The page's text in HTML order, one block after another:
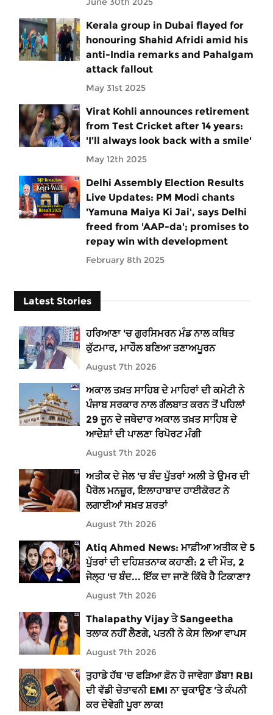
Kerala group in Dubai flayed for
honouring Shahid Afridi amid his
anti-India remarks and Pahalgam
attack fallout
May 31st 2025
Virat Kohli announces retirement
from Test Cricket after 14 years:
'I’ll always look back with a smile'
May 12th 2025
Delhi Assembly Election Results
Live Updates: PM Modi chants
'Yamuna Maiya Ki Jai', says Delhi
freed from 'AAP-da'; promises to
repay win with development
February 8th 2025
Latest Stories
ਹਰਿਆਣਾ 'ਚ ਗੁਰਸਿਮਰਨ ਮੰਡ ਨਾਲ ਕਥਿਤ
ਕੁੱਟਮਾਰ, ਮਾਹੌਲ ਬਣਿਆ ਤਣਾਅਪੂਰਨ
August 7th 2026
ਅਕਾਲ ਤਖ਼ਤ ਸਾਹਿਬ ਦੇ ਮਾਹਿਰਾਂ ਦੀ ਕਮੇਟੀ ਨੇ
ਪੰਜਾਬ ਸਰਕਾਰ ਨਾਲ ਗੱਲਬਾਤ ਕਰਨ ਤੋਂ ਪਹਿਲਾਂ
29 ਜੂਨ ਦੇ ਜਥੇਦਾਰ ਅਕਾਲ ਤਖ਼ਤ ਸਾਹਿਬ ਦੇ
ਆਦੇਸ਼ਾਂ ਦੀ ਪਾਲਣਾ ਰਿਪੋਰਟ ਮੰਗੀ
August 7th 2026
ਅਤੀਕ ਦੇ ਜੇਲ 'ਚ ਬੰਦ ਪੁੱਤਰਾਂ ਅਲੀ ਤੇ ਉਮਰ ਦੀ
ਪੈਰੋਲ ਮਨਜ਼ੂਰ, ਇਲਾਹਾਬਾਦ ਹਾਈਕੋਰਟ ਨੇ
ਲਗਾਈਆਂ ਸਖ਼ਤ ਸ਼ਰਤਾਂ
August 7th 2026
Atiq Ahmed News: ਮਾਫ਼ੀਆ ਅਤੀਕ ਦੇ 5
ਪੁੱਤਰਾਂ ਦੀ ਦਹਿਸ਼ਤਨਾਕ ਕਹਾਣੀ: 2 ਦੀ ਮੌਤ, 2
ਜੇਲ੍ਹ 'ਚ ਬੰਦ... ਇੱਕ ਦਾ ਜਾਣੋ ਕਿੱਥੇ ਹੈ ਟਿਕਾਣਾ?
August 7th 2026
Thalapathy Vijay ਤੇ Sangeetha
ਤਲਾਕ ਨਹੀਂ ਲੈਣਗੇ, ਪਤਨੀ ਨੇ ਕੇਸ ਲਿਆ ਵਾਪਸ
August 7th 2026
ਤੁਹਾਡੇ ਹੱਥ 'ਚ ਫੜਿਆ ਫ਼ੋਨ ਹੋ ਜਾਵੇਗਾ ਡੱਬਾ! RBI
ਦੀ ਵੱਡੀ ਚੇਤਾਵਨੀ EMI ਨਾ ਚੁਕਾਉਣ 'ਤੇ ਕੰਪਨੀ
ਕਰ ਦੇਵੇਗੀ ਪੂਰਾ ਲਾਕ!